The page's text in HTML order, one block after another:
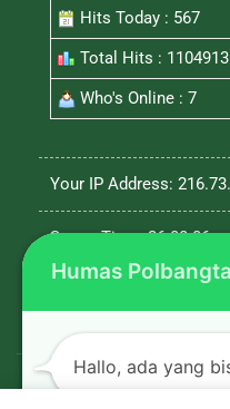
Hits Today : 567
Total Hits : 1104913
Who's Online : 7
Your IP Address:
Server Time: 26-08-06
Humas
Hallo, ada yang